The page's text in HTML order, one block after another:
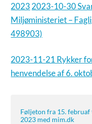
2023 2023-10-30
Miljøministeriet –
498903)
2023-11-21 Rykker
henvendelse af 6.
Føljeton fra 15. februaf
2023 med mim.dk